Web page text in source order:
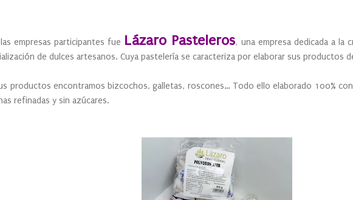
empresas participantes fue Lázaro Pasteleros, una empresa dedicada a la
de dulces artesanos. Cuya pastelería se caracteriza por elaborar sus productos
productos encontramos bizcochos, galletas, roscones… Todo ello elaborado 100%
refinadas y sin azúcares.